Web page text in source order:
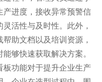
产进度，接收异常预警信
活性与及时性。此外，
助文档以及培训资源，
够快速获取解决方案。
板功能对于提升企业生产